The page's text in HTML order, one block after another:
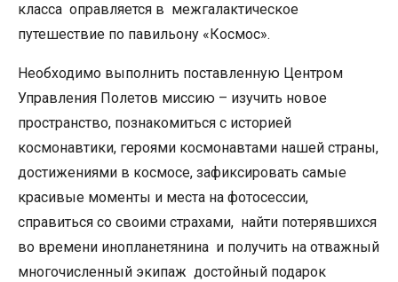
класса оправляется в межгалактическое
путешествие по павильону «Космос».
Необходимо выполнить поставленную Центром
Управления Полетов миссию – изучить новое
пространство, познакомиться с историей
космонавтики, героями космонавтами нашей страны,
достижениями в космосе, зафиксировать самые
красивые моменты и места на фотосессии,
справиться со своими страхами, найти потерявшихся
во времени инопланетянина и получить на отважный
многочисленный экипаж достойный подарок